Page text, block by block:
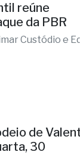
reúne
da PBR
Custódio e
de
30